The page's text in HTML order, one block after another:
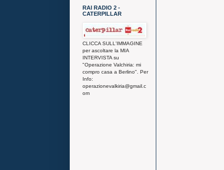
RAI RADIO 2 -
CATERPILLAR
CLICCA SULL'IMMAGINE
per ascoltare la MIA
INTERVISTA su
"Operazione Valchiria: mi
compro casa a Berlino". Per
Info:
operazionevalkiria@gmail.c
om